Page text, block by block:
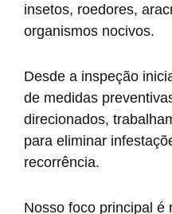
insetos, roedores,
organismos nocivos.
Desde a inspeção
de medidas
direcionados,
para eliminar
recorrência.
Nosso foco principal é